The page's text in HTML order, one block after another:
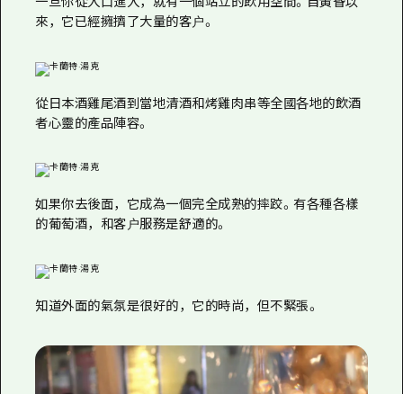
來，它已經擁擠了大量的客户。
從日本酒雞尾酒到當地清酒和烤雞肉串等全國各地的飲酒
者心靈的產品陣容。
如果你去後面，它成為一個完全成熟的摔跤。有各種各樣
的葡萄酒，和客户服務是舒適的。
知道外面的氣氛是很好的，它的時尚，但不緊張。